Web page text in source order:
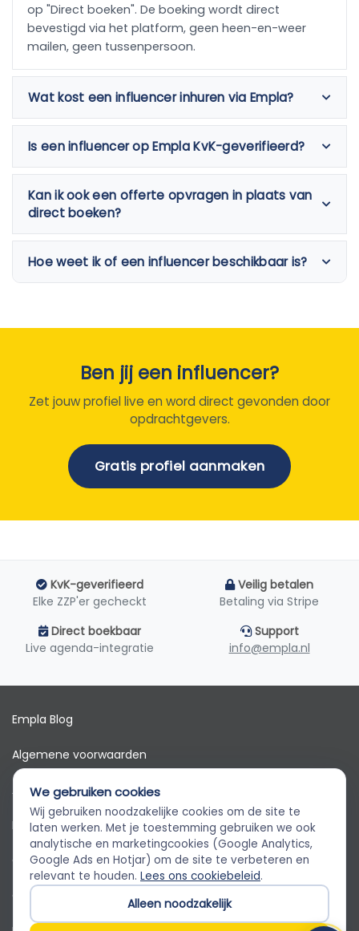
op "Direct boeken". De boeking wordt direct
bevestigd via het platform, geen heen-en-weer
mailen, geen tussenpersoon.
Wat kost een influencer inhuren via Empla?
Is een influencer op Empla KvK-geverifieerd?
Kan ik ook een offerte opvragen in plaats van
direct boeken?
Hoe weet ik of een influencer beschikbaar is?
Ben jij een influencer?
Zet jouw profiel live en word direct gevonden door
opdrachtgevers.
Gratis profiel aanmaken
KvK-geverifieerd
Elke ZZP'er gecheckt
Veilig betalen
Betaling via Stripe
Direct boekbaar
Live agenda-integratie
Support
info@empla.nl
Empla Blog
Algemene voorwaarden
AVG
Privacybeleid
Cookiebeleid
Cookievoorkeuren
Empla Assistent
Altijd beschikbaar, stel een vraag
We gebruiken cookies
Wij gebruiken noodzakelijke cookies om de site te
laten werken. Met je toestemming gebruiken we ook
analytische en marketingcookies (Google Analytics,
Google Ads en Hotjar) om de site te verbeteren en
relevant te houden. Lees ons cookiebeleid.
Alleen noodzakelijk